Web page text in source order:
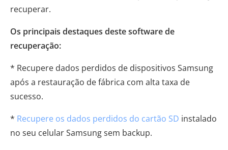
recuperar.
Os principais destaques deste software de
recuperação:
* Recupere dados perdidos de dispositivos Samsung
após a restauração de fábrica com alta taxa de
sucesso.
* Recupere os dados perdidos do cartão SD instalado
no seu celular Samsung sem backup.